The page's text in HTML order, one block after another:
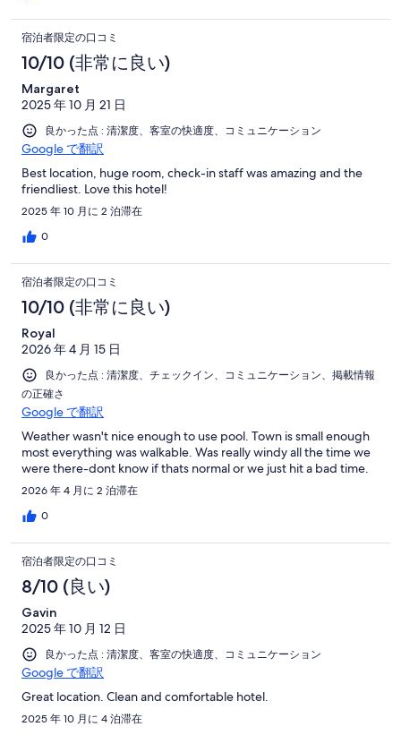
宿泊者限定の口コミ
10/10 (非常に良い)
Margaret
2025 年 10 月 21 日
良かった点 : 清潔度、客室の快適度、コミュニケーション
Google で翻訳
Best location, huge room, check-in staff was amazing and the
friendliest. Love this hotel!
2025 年 10 月に 2 泊滞在
0
宿泊者限定の口コミ
10/10 (非常に良い)
Royal
2026 年 4 月 15 日
良かった点 : 清潔度、チェックイン、コミュニケーション、掲載情報
の正確さ
Google で翻訳
Weather wasn't nice enough to use pool. Town is small enough
most everything was walkable. Was really windy all the time we
were there-dont know if thats normal or we just hit a bad time.
2026 年 4 月に 2 泊滞在
0
宿泊者限定の口コミ
8/10 (良い)
Gavin
2025 年 10 月 12 日
良かった点 : 清潔度、客室の快適度、コミュニケーション
Google で翻訳
Great location. Clean and comfortable hotel.
2025 年 10 月に 4 泊滞在